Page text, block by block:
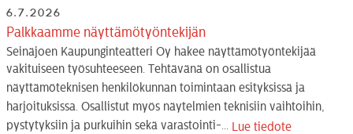
6.7.2026
Palkkaamme näyttämötyöntekijän
Seinäjoen Kaupunginteatteri Oy hakee näyttämötyöntekijää
vakituiseen työsuhteeseen. Tehtävänä on osallistua
näyttämöteknisen henkilökunnan toimintaan esityksissä ja
harjoituksissa. Osallistut myös näytelmien teknisiin vaihtoihin,
pystytyksiin ja purkuihin sekä varastointi-...
Lue tiedote